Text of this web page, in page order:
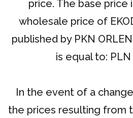
price. The base price
wholesale price of
published by PKN
is equal to:
In the event of a
the prices resulting from